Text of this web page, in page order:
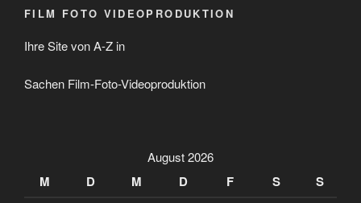
FILM FOTO VIDEOPRODUKTION
Ihre Site von A-Z in
Sachen Film-Foto-Videoproduktion
August 2026
M D M D F S S